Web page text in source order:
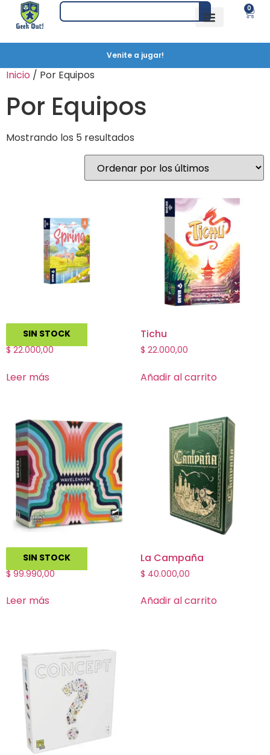
0
Venite a jugar!
Inicio / Por Equipos
Por Equipos
Mostrando los 5 resultados
SIN STOCK
Spring
$ 22.000,00
Leer más
Tichu
$ 22.000,00
Añadir al carrito
SIN STOCK
Wavelength
$99.990,00
Leer más
La Campaña
$ 40.000,00
Añadir al carrito